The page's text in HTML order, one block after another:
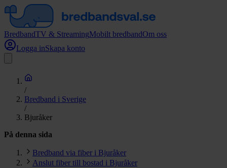
BredbandTV & StreamingMobilt bredbandOm oss
Logga inSkapa konto
/
Bredband i Sverige
/
Bjuråker
På denna sida
Bredband via fiber i Bjuråker
Anslut fiber till bostad i Bjuråker